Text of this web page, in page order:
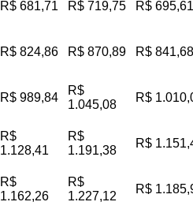
R$ 681,71 R$ 719,75 R$ 695,61
R$ 824,86 R$ 870,89 R$ 841,68
R$ 989,84
R$
1.045,08
R$
R$
1.128,41
R$
1.191,38
R$
R$
1.162,26
R$
1.227,12
R$